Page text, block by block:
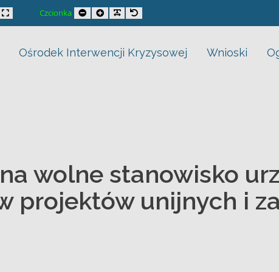
do spraw projektów unijnych i zamówień publicznych
layout
Wide layoutCzcionka Smaller Font
Larger Font
Readable Font
Default Font
Ośrodek Interwencji Kryzysowej Wnioski
wolne stanowisko
projektów unijnych i